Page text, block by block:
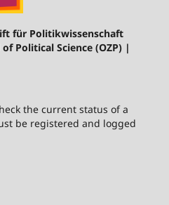
für Politikwissenschaft
Political Science (OZP) |
the current status of a
be registered and logged